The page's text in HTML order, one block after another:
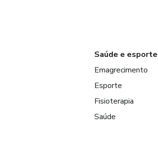
Saúde e esporte
Emagrecimento
Esporte
Fisioterapia
Saúde